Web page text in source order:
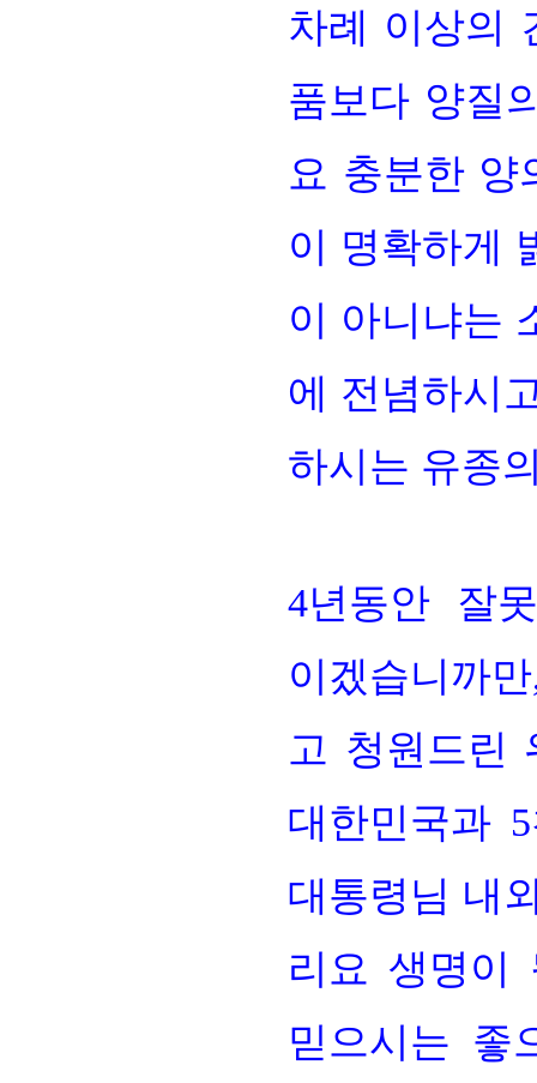
차례 이상의
품보다 양질
요 충분한 양
이 명확하게
이 아니냐는
에 전념하시
하시는 유종
4년동안 잘
이겠습니까
고 청원드린
대한민국과
대통령님 내
리요 생명이
믿으시는 좋